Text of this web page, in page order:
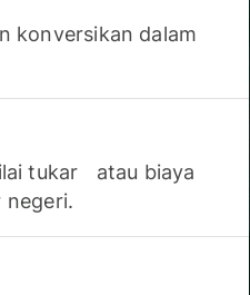
konversikan dalam
tukar atau biaya
negeri.